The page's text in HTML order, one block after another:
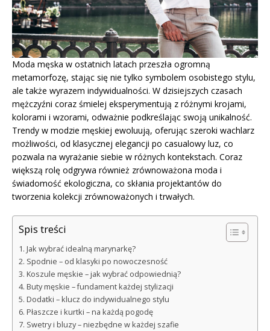
Moda męska w ostatnich latach przeszła ogromną
metamorfozę, stając się nie tylko symbolem osobistego stylu,
ale także wyrazem indywidualności. W dzisiejszych czasach
mężczyźni coraz śmielej eksperymentują z różnymi krojami,
kolorami i wzorami, odważnie podkreślając swoją unikalność.
Trendy w modzie męskiej ewoluują, oferując szeroki wachlarz
możliwości, od klasycznej elegancji po casualowy luz, co
pozwala na wyrażanie siebie w różnych kontekstach. Coraz
większą rolę odgrywa również zrównoważona moda i
świadomość ekologiczna, co skłania projektantów do
tworzenia kolekcji zrównoważonych i trwałych.
Spis treści
Jak wybrać idealną marynarkę?
Spodnie – od klasyki po nowoczesność
Koszule męskie – jak wybrać odpowiednią?
Buty męskie – fundament każdej stylizacji
Dodatki – klucz do indywidualnego stylu
Płaszcze i kurtki – na każdą pogodę
Swetry i bluzy – niezbędne w każdej szafie